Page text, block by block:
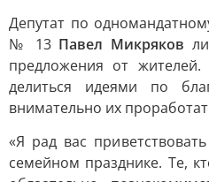
Депутат по
№ 13 Павел Микряков
предложения от
делиться идеями по
внимательно их
«Я рад вас
семейном празднике. Те,